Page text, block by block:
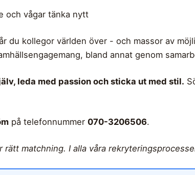
och vågar tänka nytt
du kollegor världen över - och massor av
bland annat genom
leda med passion och sticka ut med stil.
på telefonnummer 070-3206506.
rätt matchning. I alla våra